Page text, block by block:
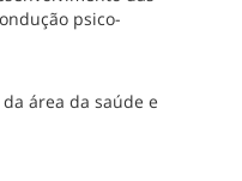
psico-
área da saúde e